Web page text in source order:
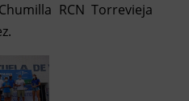
RCN Torrevieja